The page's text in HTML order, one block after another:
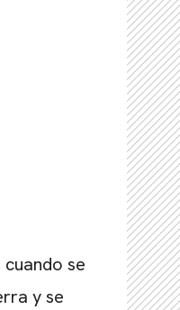
se
y se